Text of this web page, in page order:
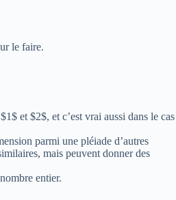
le faire.
et $2$, et c’est vrai aussi dans le cas
parmi une pléiade d’autres
mais peuvent donner des
entier.